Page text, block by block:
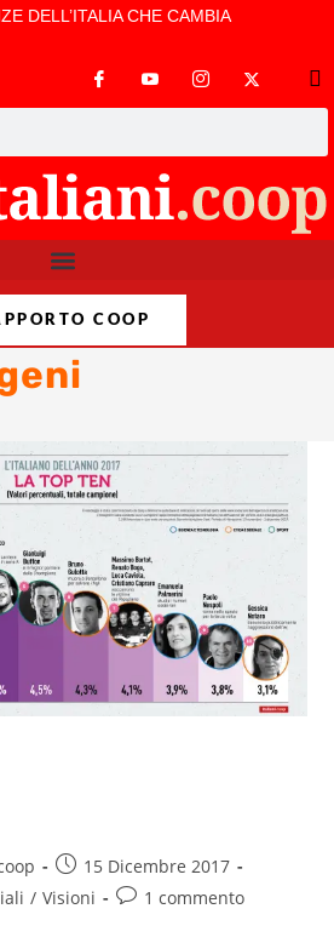
DELL’ITALIA CHE CAMBIA
COOP
15 Dicembre 2017
/ Visioni 1 commento